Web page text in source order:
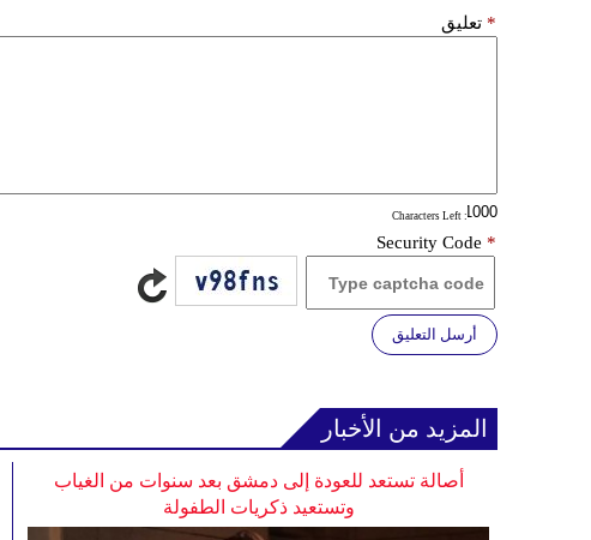
تعليق *
: Characters Left
Security Code *
أرسل التعليق
المزيد من الأخبار
أصالة تستعد للعودة إلى دمشق بعد سنوات من الغياب
وتستعيد ذكريات الطفولة